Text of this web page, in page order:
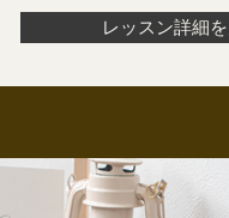
レッスン詳細